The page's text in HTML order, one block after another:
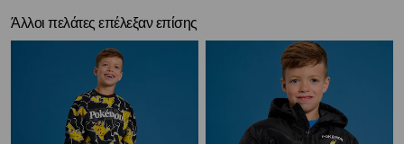
Άλλοι πελάτες επέλεξαν επίσης